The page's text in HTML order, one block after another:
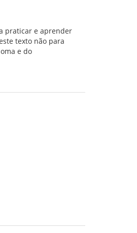
praticar e aprender
texto não para
e do